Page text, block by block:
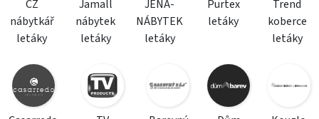
CZ
nábytkář
letáky
Jamall
nábytek
letáky
JENA-
NÁBYTEK
letáky
Purtex
letáky
Trend
koberce
letáky